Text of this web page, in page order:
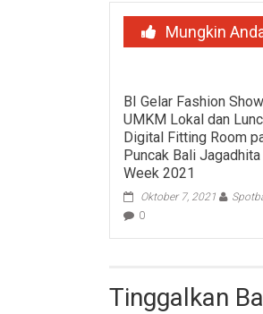
Mungkin
BI Gelar Fashion
UMKM Lokal dan
Digital Fitting Room
Puncak Bali
Week 2021
Oktober 7, 2021
0
Tinggalkan